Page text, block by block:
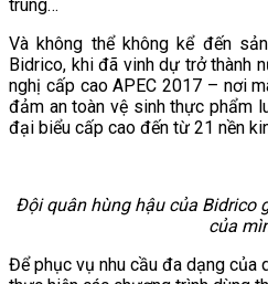
trùng…
Và không thể không kể đến
Bidrico, khi đã vinh dự trở thành
nghị cấp cao APEC 2017 – nơi
đảm an toàn vệ sinh thực phẩm
đại biểu cấp cao đến từ 21 nền
Đội quân hùng hậu của Bidrico
của
Để phục vụ nhu cầu đa dạng của